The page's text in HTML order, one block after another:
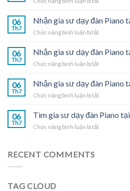
đàn
tại
06
Th7
Nhận gia sư dạy đàn Piano
Chức năng bình luận bị tắtở
gia
dạy
Piano
06
Th7
Nhận gia sư dạy đàn Piano
Chức năng bình luận bị tắtở
gia
dạy
Piano
06
Th7
Nhận gia sư dạy đàn Piano
Chức năng bình luận bị tắtở
gia
dạy
06
Th7
Tìm gia sư dạy đàn Piano
Chức năng bình luận bị tắtở
RECENT COMMENTS
TAG CLOUD